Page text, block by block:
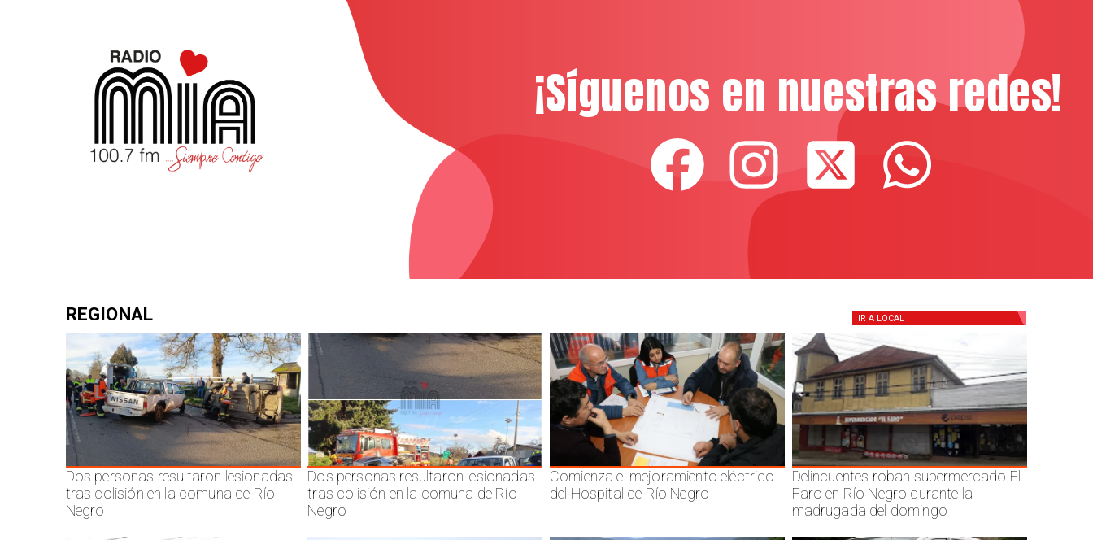
¡Síguenos en nuestras redes!
REGIONAL IR A LOCAL
Dos personas resultaron lesionadas
tras colisión en la comuna de Río
Negro
Dos personas resultaron lesionadas
tras colisión en la comuna de Río
Negro
Comienza el mejoramiento eléctrico
del Hospital de Río Negro
Delincuentes roban supermercado El
Faro en Río Negro durante la
madrugada del domingo